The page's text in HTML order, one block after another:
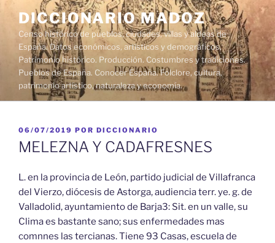
contenido
DICCIONARIO MADOZ
Censo histórico de pueblos, ciudades, villas y aldeas de
España. Datos económicos, artísticos y demográficos.
Patrimonio histórico. Producción. Costumbres y tradiciones.
Pueblos de España. Conocer España. Folclore, cultura,
patrimonio artístico, naturaleza y economía.
PUBLICADO
EL
06/07/2019 POR DICCIONARIO
MELEZNA Y CADAFRESNES
L. en la provincia de León, partido judicial de Villafranca
del Vierzo, diócesis de Astorga, audiencia terr. ye. g. de
Valladolid, ayuntamiento de Barja3: Sit. en un valle, su
Clima es bastante sano; sus enfermedades mas
comnnes las tercianas. Tiene 93 Casas, escuela de